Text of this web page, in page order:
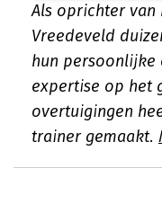
Als oprichter van
Vreedeveld
hun persoonlijke
expertise op het
overtuigingen
trainer gemaakt.